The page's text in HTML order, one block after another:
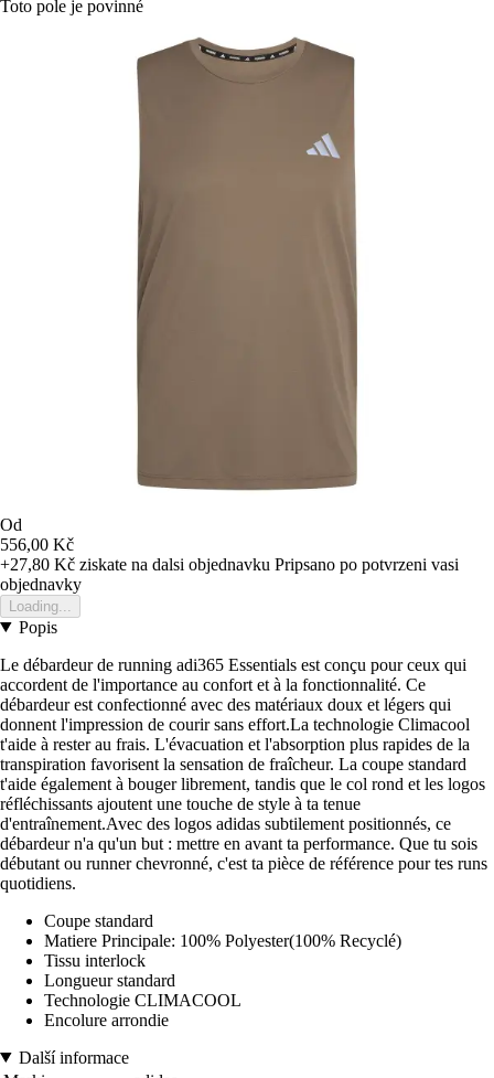
Toto pole je povinné
Od
556,00 Kč
+27,80 Kč ziskate na dalsi objednavku Pripsano po potvrzeni vasi
objednavky
Loading...
Popis
Le débardeur de running adi365 Essentials est conçu pour ceux qui
accordent de l'importance au confort et à la fonctionnalité. Ce
débardeur est confectionné avec des matériaux doux et légers qui
donnent l'impression de courir sans effort.La technologie Climacool
t'aide à rester au frais. L'évacuation et l'absorption plus rapides de la
transpiration favorisent la sensation de fraîcheur. La coupe standard
t'aide également à bouger librement, tandis que le col rond et les logos
réfléchissants ajoutent une touche de style à ta tenue
d'entraînement.Avec des logos adidas subtilement positionnés, ce
débardeur n'a qu'un but : mettre en avant ta performance. Que tu sois
débutant ou runner chevronné, c'est ta pièce de référence pour tes runs
quotidiens.
Coupe standard
Matiere Principale: 100% Polyester(100% Recyclé)
Tissu interlock
Longueur standard
Technologie CLIMACOOL
Encolure arrondie
Další informace